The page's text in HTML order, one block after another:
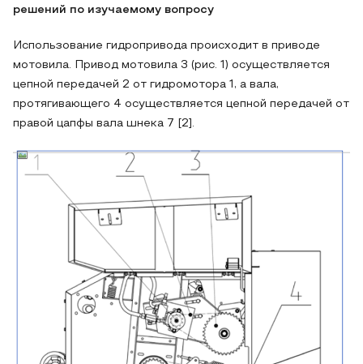
решений по изучаемому вопросу
Использование гидропривода происходит в приводе
мотовила. Привод мотовила 3 (рис. 1) осуществляется
цепной передачей 2 от гидромотора 1, а вала,
протягивающего 4 осуществляется цепной передачей от
правой цапфы вала шнека 7 [2].